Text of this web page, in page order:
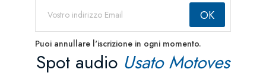
Puoi annullare l'iscrizione in ogni momento.
Spot audio Usato Motoves